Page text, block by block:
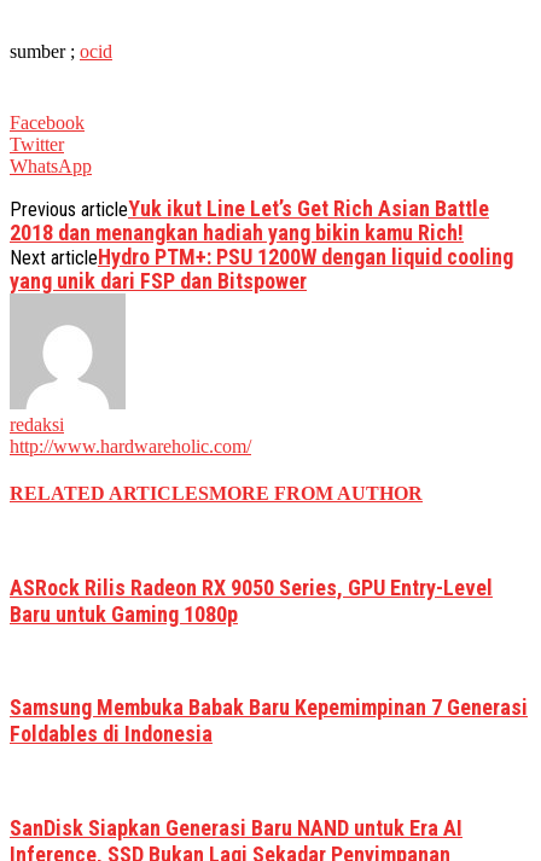
sumber ; ocid
Facebook
Twitter
WhatsApp
Previous articleYuk ikut Line Let’s Get Rich Asian Battle
2018 dan menangkan hadiah yang bikin kamu Rich!
Next articleHydro PTM+: PSU 1200W dengan liquid cooling
yang unik dari FSP dan Bitspower
redaksi
http://www.hardwareholic.com/
RELATED ARTICLESMORE FROM AUTHOR
ASRock Rilis Radeon RX 9050 Series, GPU Entry-Level
Baru untuk Gaming 1080p
Samsung Membuka Babak Baru Kepemimpinan 7 Generasi
Foldables di Indonesia
SanDisk Siapkan Generasi Baru NAND untuk Era AI
Inference, SSD Bukan Lagi Sekadar Penyimpanan